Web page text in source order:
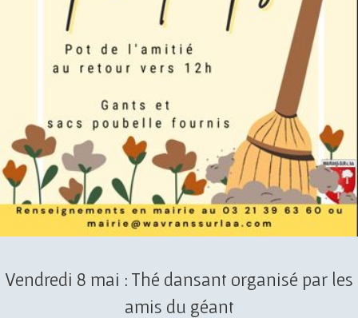
Vendredi 8 mai : Thé dansant organisé par les
amis du géant